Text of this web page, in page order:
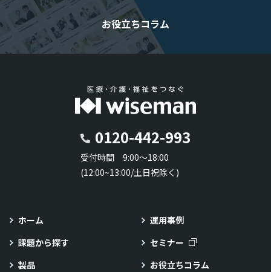
お役立ちコラム
0120-442-993
受付時間 9:00～18:00
(12:00~13:00/土日祝除く)
ホーム
課題から探す
製品
運用事例
セミナー
お役立ちコラム